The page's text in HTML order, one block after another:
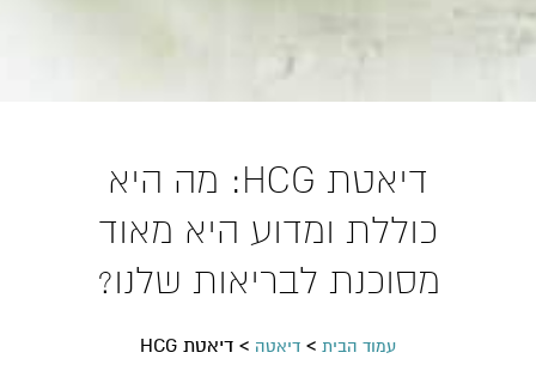
דיאטת HCG: מה היא
כוללת ומדוע היא מאוד
מסוכנת לבריאות שלנו?
עמוד הבית > דיאטה > דיאטת HCG